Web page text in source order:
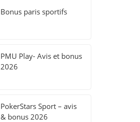
Bonus paris sportifs
PMU Play- Avis et bonus
2026
PokerStars Sport – avis
& bonus 2026